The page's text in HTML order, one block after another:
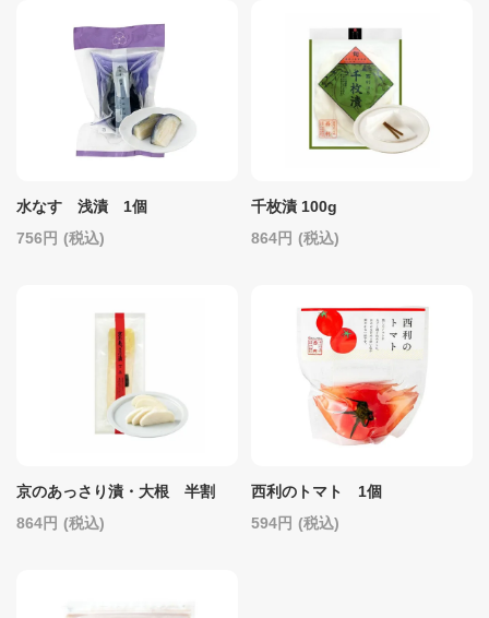
水なす 浅漬 1個
756
(税込)
千枚漬 100g
864
(税込)
京のあっさり漬・大根 半割
864
(税込)
西利のトマト 1個
594
(税込)